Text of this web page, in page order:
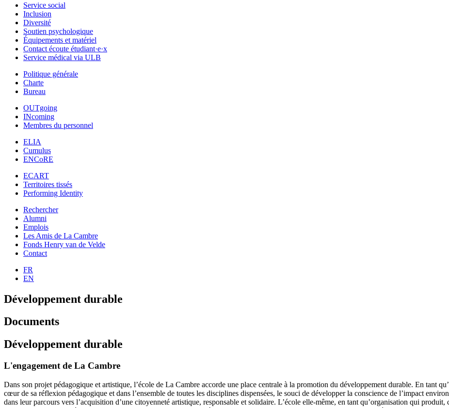
Service social
Inclusion
Diversité
Soutien psychologique
Équipements et matériel
Contact écoute étudiant·e·x
Service médical via ULB
Politique générale
Charte
Bureau
OUTgoing
INcoming
Membres du personnel
ELIA
Cumulus
ENCoRE
ECART
Territoires tissés
Performing Identity
Rechercher
Alumni
Emplois
Les Amis de La Cambre
Fonds Henry van de Velde
Contact
FR
EN
Développement durable
Documents
Développement durable
L'engagement de La Cambre
Dans son projet pédagogique et artistique, l’école de La Cambre accorde une place centrale à la promotion du développement durable. En tant
cœur de sa réflexion pédagogique et dans l’ensemble de toutes les disciplines dispensées, le souci de développer la conscience de l’impact
dans leur parcours vers l’acquisition d’une citoyenneté artistique, responsable et solidaire. L’école elle-même, en tant qu’organisation qui